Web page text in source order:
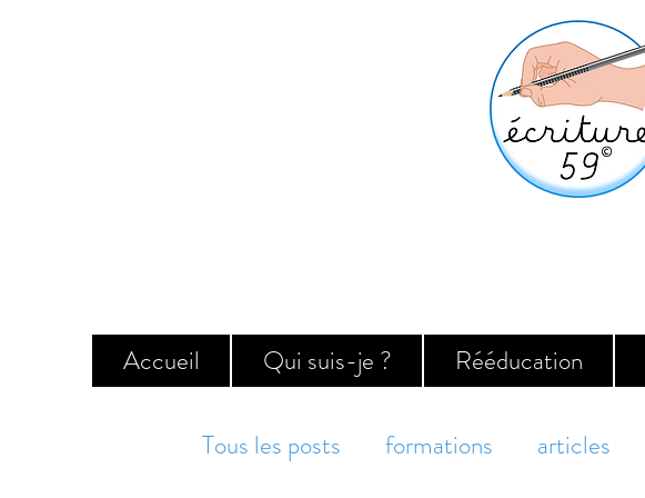
Accueil Qui suis-je ? Rééducation
Tous les posts formations articles